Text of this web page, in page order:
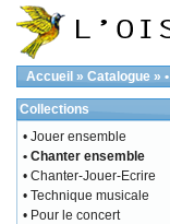
Accueil » Catalogue »
Collections
• Jouer ensemble
• Chanter ensemble
• Chanter-Jouer-Ecrire
• Technique musicale
• Pour le concert